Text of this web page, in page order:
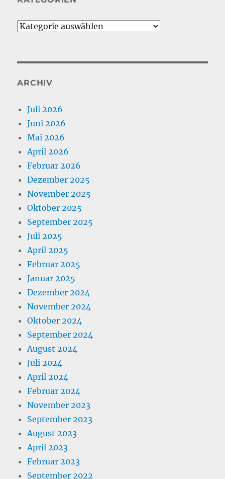
Kategorien
ARCHIV
Juli 2026
Juni 2026
Mai 2026
April 2026
Februar 2026
Dezember 2025
November 2025
Oktober 2025
September 2025
Juli 2025
April 2025
Februar 2025
Januar 2025
Dezember 2024
November 2024
Oktober 2024
September 2024
August 2024
Juli 2024
April 2024
Februar 2024
November 2023
September 2023
August 2023
April 2023
Februar 2023
September 2022